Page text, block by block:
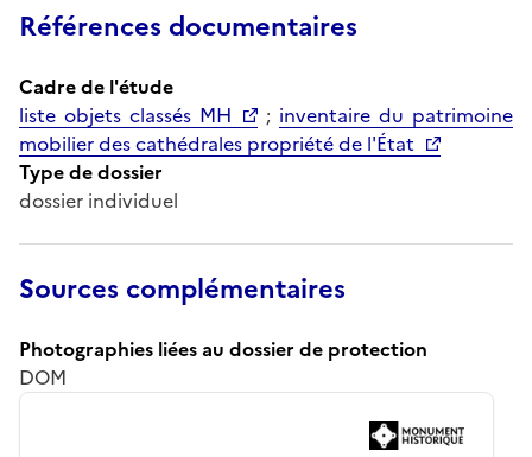
Références documentaires
Cadre de l'étude
liste objets classés MH
; inventaire du patrimoine
mobilier des cathédrales propriété de l'État
Type de dossier
dossier individuel
Sources complémentaires
Photographies liées au dossier de protection
DOM